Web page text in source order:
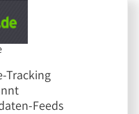
Tracking
Feeds